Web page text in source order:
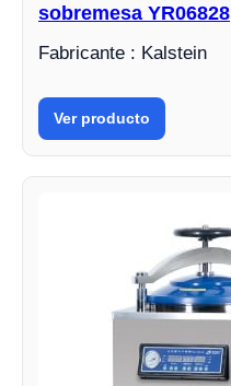
sobremesa YR06828
Fabricante : Kalstein
Ver producto